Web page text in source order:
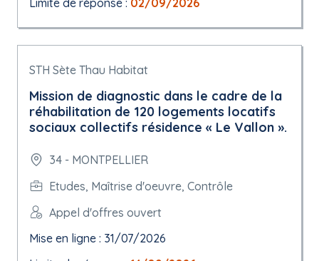
Limite de réponse : 02/09/2026
STH Sète Thau Habitat
Mission de diagnostic dans le cadre de la
réhabilitation de 120 logements locatifs
sociaux collectifs résidence « Le Vallon ».
34 - MONTPELLIER
Etudes, Maîtrise d'oeuvre, Contrôle
Appel d'offres ouvert
Mise en ligne : 31/07/2026